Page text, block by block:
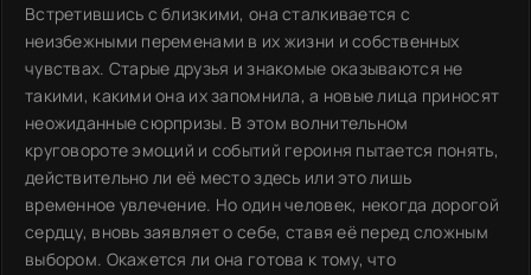
Встретившись с близкими, она сталкивается с
неизбежными переменами в их жизни и собственных
чувствах. Старые друзья и знакомые оказываются не
такими, какими она их запомнила, а новые лица приносят
неожиданные сюрпризы. В этом волнительном
круговороте эмоций и событий героиня пытается понять,
действительно ли её место здесь или это лишь
временное увлечение. Но один человек, некогда дорогой
сердцу, вновь заявляет о себе, ставя её перед сложным
выбором. Окажется ли она готова к тому, что